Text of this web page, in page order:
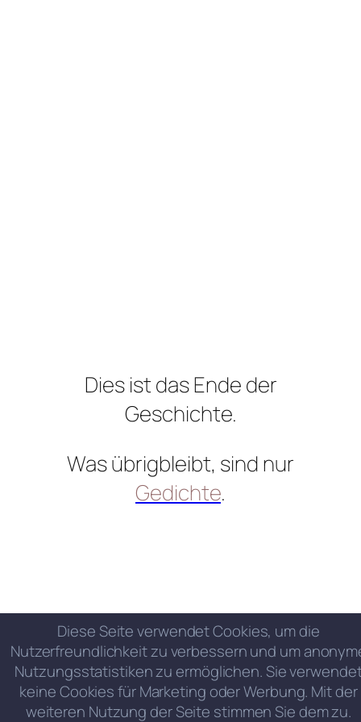
Dies ist das Ende der
Geschichte.
Was übrigbleibt, sind nur
Gedichte.
Diese Seite verwendet Cookies, um die
Nutzerfreundlichkeit zu verbessern und um
Nutzungsstatistiken zu ermöglichen. Sie
keine Cookies für Marketing oder Werbung. Mit der
weiteren Nutzung der Seite stimmen Sie dem zu.